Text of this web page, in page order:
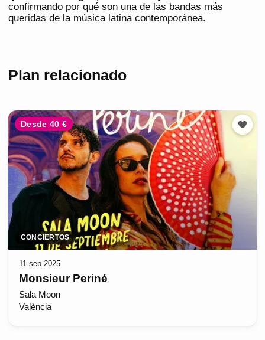
confirmando por qué son una de las bandas más
queridas de la música latina contemporánea.
Plan relacionado
Desde 40 €
CONCIERTOS
11 sep 2025
Monsieur Periné
Sala Moon
València